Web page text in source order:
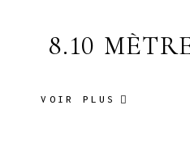
8.10
VOIR PLUS